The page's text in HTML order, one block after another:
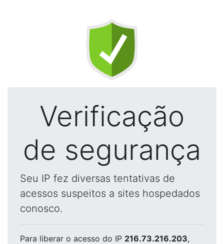
Verificação
de segurança
Seu IP fez diversas tentativas de
acessos suspeitos a sites hospedados
conosco.
Para liberar o acesso do IP 216.73.216.203,